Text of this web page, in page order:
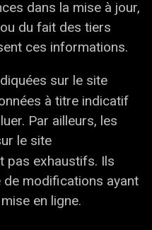
dans la mise à jour,
du fait des tiers
ces informations.
sur le site
à titre indicatif
Par ailleurs, les
le site
pas exhaustifs. Ils
modifications ayant
en ligne.